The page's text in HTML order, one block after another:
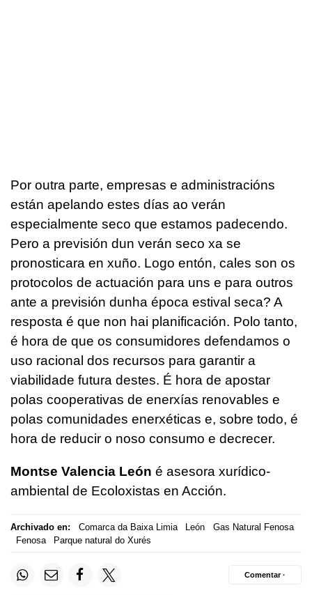
Por outra parte, empresas e administracións
están apelando estes días ao verán
especialmente seco que estamos padecendo.
Pero a previsión dun verán seco xa se
pronosticara en xuño. Logo entón, cales son os
protocolos de actuación para uns e para outros
ante a previsión dunha época estival seca? A
resposta é que non hai planificación. Polo tanto,
é hora de que os consumidores defendamos o
uso racional dos recursos para garantir a
viabilidade futura destes. É hora de apostar
polas cooperativas de enerxías renovables e
polas comunidades enerxéticas e, sobre todo, é
hora de reducir o noso consumo e decrecer.
Montse Valencia León é asesora xurídico-
ambiental de Ecoloxistas en Acción.
Archivado en: Comarca da Baixa Limia León
Gas Natural Fenosa
Fenosa
Parque natural do Xurés
Comentar ·